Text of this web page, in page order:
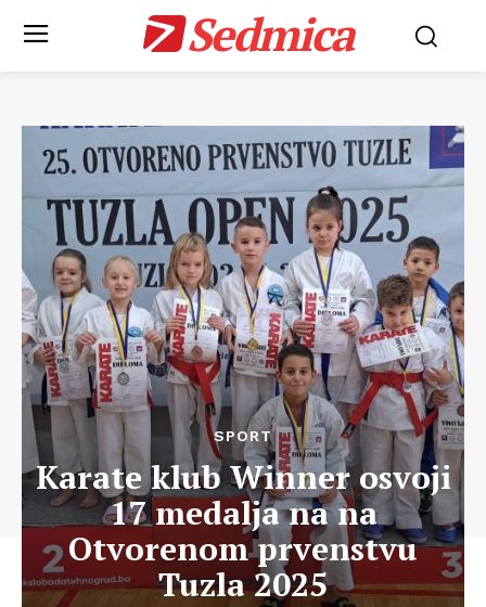
Sedmica
SPORT
Karate klub Winner osvoji
17 medalja na na
Otvorenom prvenstvu
Tuzla 2025